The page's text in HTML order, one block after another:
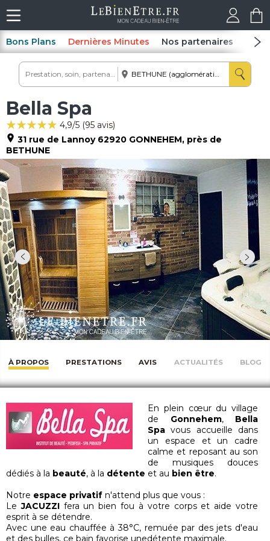
Bons Plans Dernières Minutes Nos partenaires Spas
Bella Spa
4,9/5 (95 avis)
31 rue de Lannoy 62920 GONNEHEM, près de
BETHUNE
À PROPOS PRESTATIONS AVIS ACTUALITÉS BLOG
En plein cœur du village
de Gonnehem, Bella
Spa vous accueille dans
un espace et un cadre
calme et reposant au son
de musiques douces
dédiés à la beauté, à la détente et au bien être.
Notre espace privatif n'attend plus que vous :
LeJACUZZIfera un bien fou à votre corps et aide votre
esprit à se détendre.
Avec une eau chauffée à 38°C, remuée par des jets d'eau
et des bulles, ce bain favorise unedétente maximale.